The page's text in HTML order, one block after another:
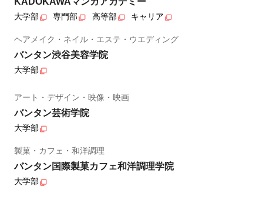
大学部 専門部 高等部 キャリア
ヘアメイク・ネイル・エステ・ウエディング
バンタン渋谷美容学院
大学部
アート・デザイン・映像・映画
バンタン芸術学院
大学部
製菓・カフェ・和洋調理
バンタン国際製菓カフェ和洋調理学院
大学部